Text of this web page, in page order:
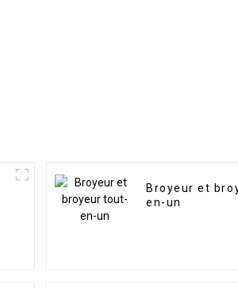
Broyeur et
en-un